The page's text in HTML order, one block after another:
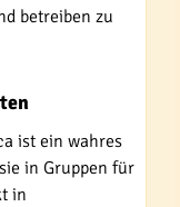
betreiben zu
ist ein wahres
in Gruppen für
in